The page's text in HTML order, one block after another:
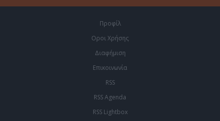
Προφίλ
Οροι Χρήσης
Διαφήμιση
Επικοινωνία
RSS
RSS Agenda
RSS Lightbox